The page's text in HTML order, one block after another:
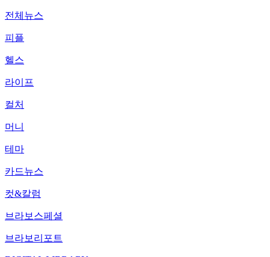
전체뉴스
피플
헬스
라이프
컬처
머니
테마
카드뉴스
컷&칼럼
브라보스페셜
브라보리포트